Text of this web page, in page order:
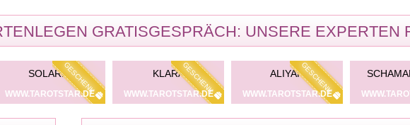
GRATISGESPRÄCH: UNSERE EXPERTEN
GESCHENK
SOLARIS
WWW.TAROTSTAR.DE GESCHENK
KLARA
WWW.TAROTSTAR.DE GESCHENK
ALIYAH
WWW.TAROTSTAR.DE